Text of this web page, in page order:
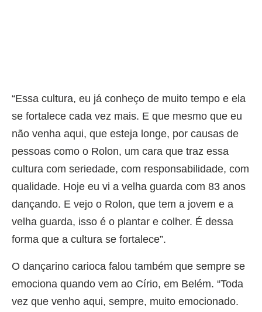
“Essa cultura, eu já conheço de muito tempo e ela
se fortalece cada vez mais. E que mesmo que eu
não venha aqui, que esteja longe, por causas de
pessoas como o Rolon, um cara que traz essa
cultura com seriedade, com responsabilidade, com
qualidade. Hoje eu vi a velha guarda com 83 anos
dançando. E vejo o Rolon, que tem a jovem e a
velha guarda, isso é o plantar e colher. É dessa
forma que a cultura se fortalece”.
O dançarino carioca falou também que sempre se
emociona quando vem ao Círio, em Belém. “Toda
vez que venho aqui, sempre, muito emocionado.